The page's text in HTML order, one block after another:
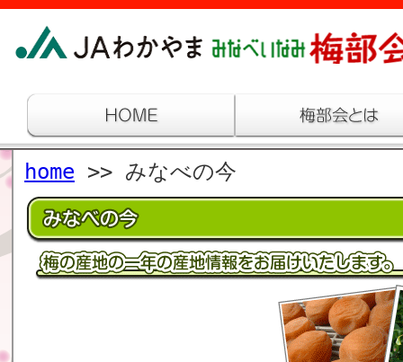
home >> みなべの今